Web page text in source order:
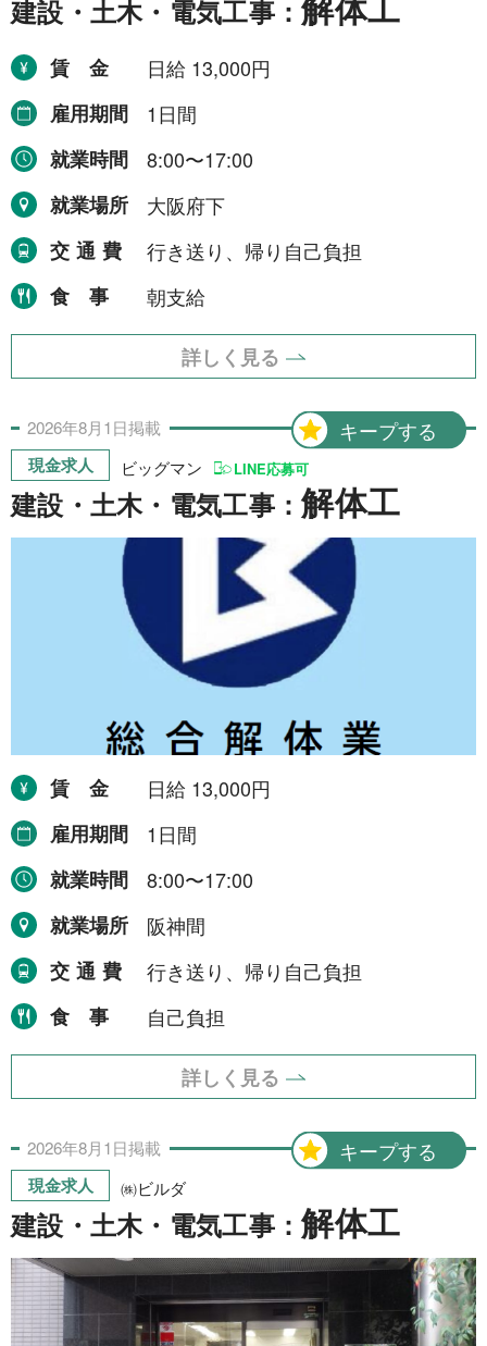
介護・福祉
農林漁業
事務
求人形態から探す
現金求人
契約求人
就業場所から探す
関西地方
兵庫県 10件
滋賀県
京都府
奈良県
和歌山県
東海地方
愛知県
三重県 5件
四国地方 1件
愛媛県 1件
中国地方
岡山県
より詳細な探し方へ
建設・土木・電気工事：
賃金
日給 13,000円
雇用期間
1日間
就業時間
8:00〜17:00
就業場所
大阪府下
交通費
行き送り、帰り自己負担
食事
朝支給
詳しく見る
キープする
2026年8月1日掲載
現金求人 ビッグマン LINE応募可
建設・土木・電気工事：解体工
賃金
日給 13,000円
雇用期間
1日間
就業時間
8:00〜17:00
就業場所
阪神間
交通費
行き送り、帰り自己負担
食事
自己負担
詳しく見る
キープする
2026年8月1日掲載
現金求人 ㈱ビルダ
建設・土木・電気工事：解体工